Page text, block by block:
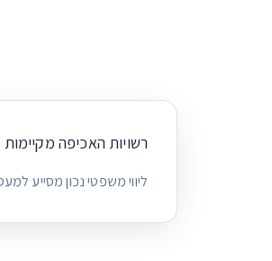
רשויות האכיפה
ליווי משפטי נכון מסייע